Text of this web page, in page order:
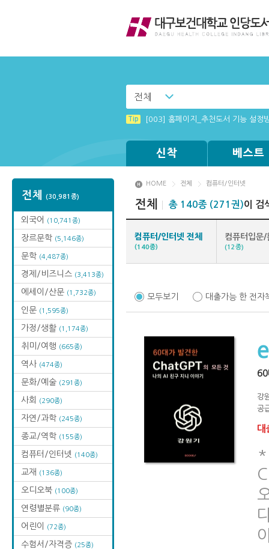
전체
Tip [003] 홈페이지_추천도서 기능 설정
신착 베스트
전체 (30,981종)
외국어 (10,741종)
장르문학 (5,146종)
문학 (4,487종)
경제/비즈니스 (3,413종)
에세이/산문 (1,732종)
인문 (1,595종)
가정/생활 (1,174종)
취미/여행 (665종)
역사 (474종)
문화/예술 (291종)
사회 (290종)
자연/과학 (245종)
종교/역학 (155종)
컴퓨터/인터넷 (140종)
교재 (136종)
오디오북 (100종)
연령별분류 (90종)
어린이 (72종)
수험서/자격증 (25종)
HOME 전체 컴퓨터/인터넷
전체 총 140종 (271권)이 검
컴퓨터/인터넷 전체
(140종)
컴퓨터입문/
(12종)
모두보기 대출가능 한 전자
60
강
공
대